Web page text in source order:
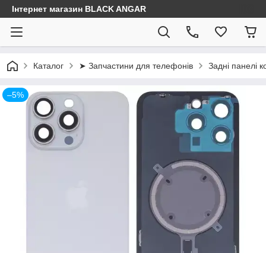
Інтернет магазин BLACK ANGAR
Каталог ➤ Запчастини для телефонів Задні панелі
–5%